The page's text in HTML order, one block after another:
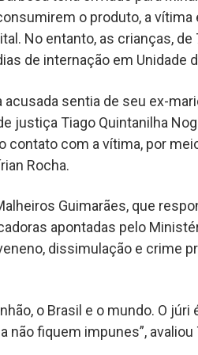
o produto, a
No entanto, as crianças, de
de internação em Unidade
sentia de seu ex-
justiça Tiago Quintanilha
contato com a vítima, por
Rocha.
Guimarães, que
apontadas pelo
dissimulação e crime
o Brasil e o mundo. O júri
fiquem impunes”, avaliou